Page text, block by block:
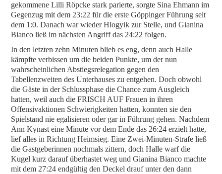
gekommene Lilli Röpcke stark parierte, sorgte Sina Ehmann im
Gegenzug mit dem 23:22 für die erste Göppinger Führung seit
dem 1:0. Danach war wieder Hlogyik zur Stelle, und Gianina
Bianco ließ im nächsten Angriff das 24:22 folgen.
In den letzten zehn Minuten blieb es eng, denn auch Halle
kämpfte verbissen um die beiden Punkte, um der nun
wahrscheinlichen Abstiegsrelegation gegen den
Tabellenzweiten des Unterhauses zu entgehen. Doch obwohl
die Gäste in der Schlussphase die Chance zum Ausgleich
hatten, weil auch die FRISCH AUF Frauen in ihren
Offensivaktionen Schwierigkeiten hatten, konnten sie den
Spielstand nie egalisieren oder gar in Führung gehen. Nachdem
Ann Kynast eine Minute vor dem Ende das 26:24 erzielt hatte,
lief alles in Richtung Heimsieg. Eine Zwei-Minuten-Strafe ließ
die Gastgeberinnen nochmals zittern, doch Halle warf die
Kugel kurz darauf überhastet weg und Gianina Bianco machte
mit dem 27:24 endgültig den Deckel drauf unter den dann